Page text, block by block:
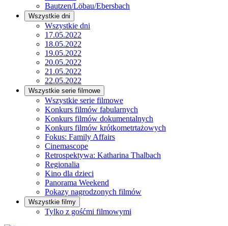
Bautzen/Löbau/Ebersbach
Wszystkie dni
Wszystkie dni
17.05.2022
18.05.2022
19.05.2022
20.05.2022
21.05.2022
22.05.2022
Wszystkie serie filmowe
Wszystkie serie filmowe
Konkurs filmów fabularnych
Konkurs filmów dokumentalnych
Konkurs filmów krótkometrtażowych
Fokus: Family Affairs
Cinemascope
Retrospektywa: Katharina Thalbach
Regionalia
Kino dla dzieci
Panorama Weekend
Pokazy nagrodzonych filmów
Wszystkie filmy
Tylko z gośćmi filmowymi